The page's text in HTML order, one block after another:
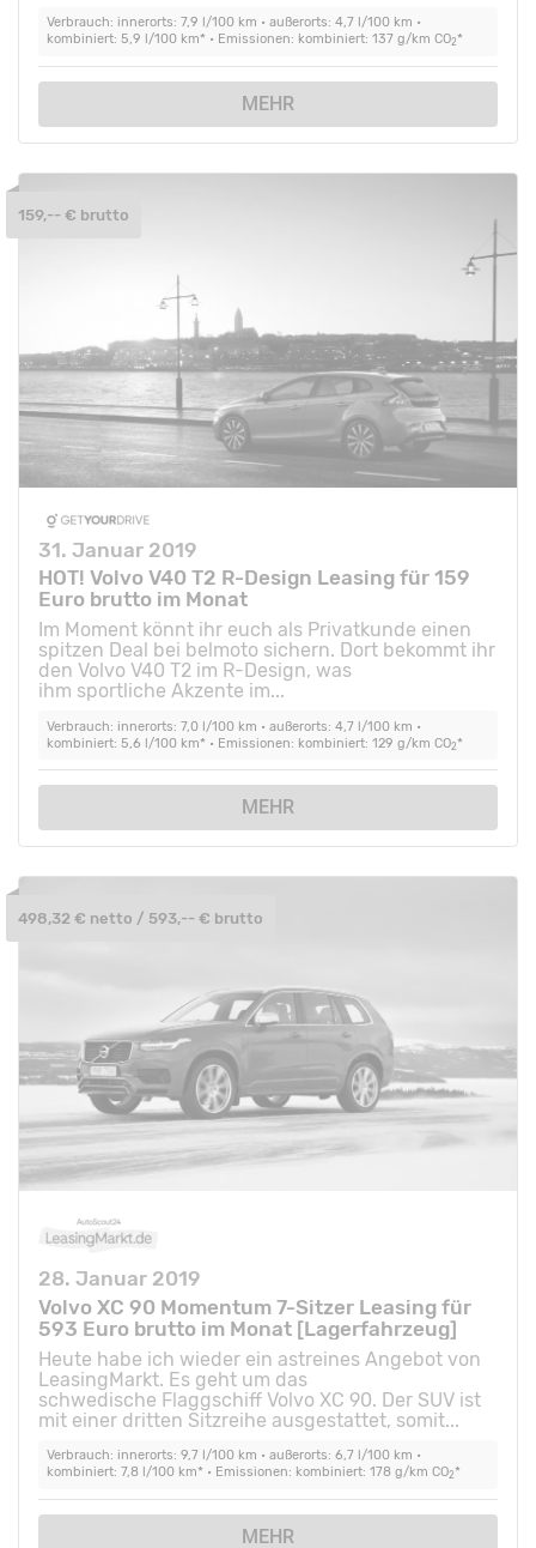
Verbrauch: innerorts: 7,9 l/100 km • außerorts: 4,7 l/100 km •
kombiniert: 5,9 l/100 km* • Emissionen: kombiniert: 137 g/km CO2*
MEHR
31. Januar 2019
HOT! Volvo V40 T2 R-Design Leasing für 159
Euro brutto im Monat
Im Moment könnt ihr euch als Privatkunde einen
spitzen Deal bei belmoto sichern. Dort bekommt ihr
den Volvo V40 T2 im R-Design, was
ihm sportliche Akzente im...
Verbrauch: innerorts: 7,0 l/100 km • außerorts: 4,7 l/100 km •
kombiniert: 5,6 l/100 km* • Emissionen: kombiniert: 129 g/km CO2*
MEHR
159,-- € brutto
28. Januar 2019
Volvo XC 90 Momentum 7-Sitzer Leasing für
593 Euro brutto im Monat [Lagerfahrzeug]
Heute habe ich wieder ein astreines Angebot von
LeasingMarkt. Es geht um das
schwedische Flaggschiff Volvo XC 90. Der SUV ist
mit einer dritten Sitzreihe ausgestattet, somit...
Verbrauch: innerorts: 9,7 l/100 km • außerorts: 6,7 l/100 km •
kombiniert: 7,8 l/100 km* • Emissionen: kombiniert: 178 g/km CO2*
MEHR
498,32 € netto / 593,-- € brutto